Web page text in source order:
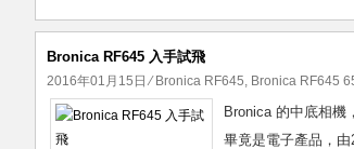
Bronica RF645 入手試飛
2016年01月15日 ⁄ Bronica RF645, Bronica RF645
Bronica 的中底相機
畢竟是電子產品，